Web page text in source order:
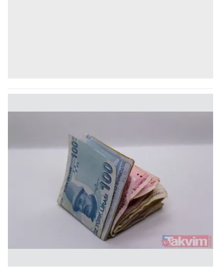
Çerezlere ilişkin tercihlerinizi aşağıda yer alan panel
6698 sayılı Kişisel Verilerin Korunması Kanunu uyarınca
hazırlanmış Aydınlatma Metnimizi okumak ve sitemizde
ilgili mevzuata uygun olarak kullanılan çerezlerle ilgili bilgi
almak için lütfen tıklayınız.